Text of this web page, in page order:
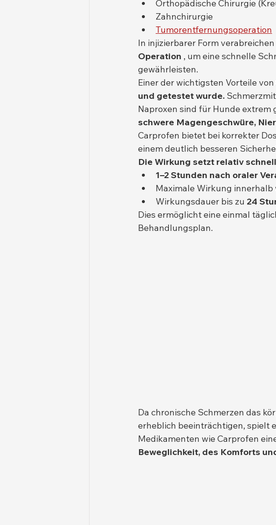
Orthopädische Chirurgie
Zahnchirurgie
Tumorentfernungsoperation
In injizierbarer Form
Operation , um eine schnelle
gewährleisten.
Einer der wichtigsten Vorteile
und getestet wurde.
Naproxen sind für Hunde
schwere Magengeschwüre,
Carprofen bietet bei korrekter
einem deutlich besseren
Die Wirkung setzt relativ
1–2 Stunden nach oraler
Maximale Wirkung innerhalb
Wirkungsdauer bis zu 24
Dies ermöglicht eine einmal
Behandlungsplan.
Da chronische Schmerzen das
erheblich beeinträchtigen, spielt
Medikamenten wie Carprofen
Beweglichkeit, des Komforts